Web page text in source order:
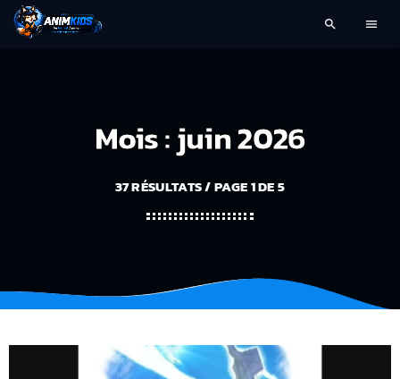
search menu
Mois : juin 2026
37 RÉSULTATS / PAGE 1 DE 5